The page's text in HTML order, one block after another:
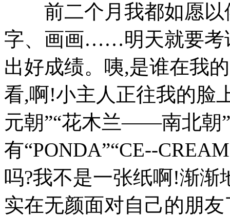
前二个月我都如愿以
字、画画……明天就要考
出好成绩。咦,是谁在我
看,啊!小主人正往我的脸
元朝”“花木兰——南北
有“PONDA”“CE--
吗?我不是一张纸啊!渐渐
实在无颜面对自己的朋友